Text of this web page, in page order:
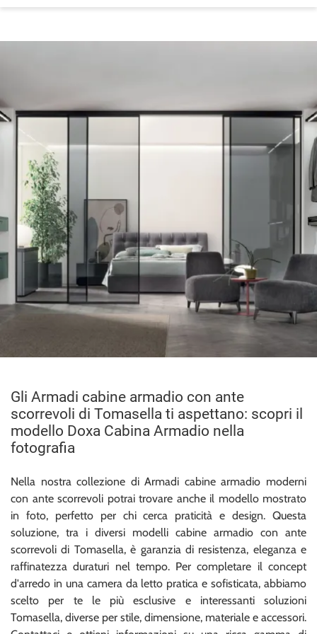
Gli Armadi cabine armadio con ante
scorrevoli di Tomasella ti aspettano: scopri il
modello Doxa Cabina Armadio nella
fotografia
Nella nostra collezione di Armadi cabine armadio moderni
con ante scorrevoli potrai trovare anche il modello mostrato
in foto, perfetto per chi cerca praticità e design. Questa
soluzione, tra i diversi modelli cabine armadio con ante
scorrevoli di Tomasella, è garanzia di resistenza, eleganza e
raffinatezza duraturi nel tempo. Per completare il concept
d'arredo in una camera da letto pratica e sofisticata, abbiamo
scelto per te le più esclusive e interessanti soluzioni
Tomasella, diverse per stile, dimensione, materiale e accessori.